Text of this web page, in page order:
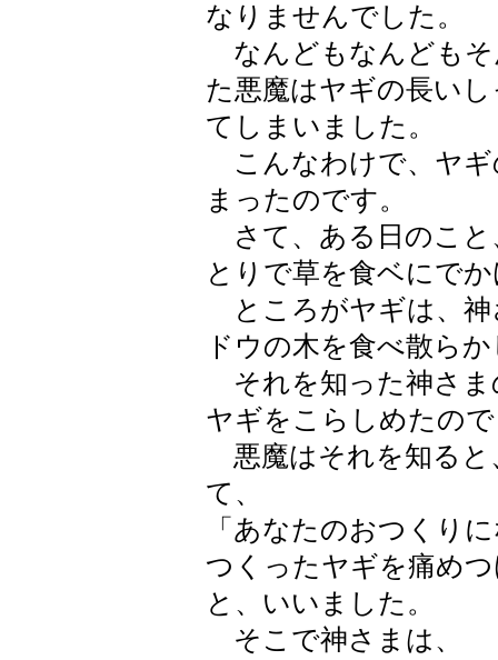
なりませんでした。
なんどもなんどもそ
た悪魔はヤギの長い
てしまいました。
こんなわけで、ヤギ
まったのです。
さて、ある日のこと
とりで草を食ベにで
ところがヤギは、神
ドウの木を食べ散ら
それを知った神さま
ヤギをこらしめたの
悪魔はそれを知ると
て、
「あなたのおつくり
つくったヤギを痛め
と、いいました。
そこで神さまは、